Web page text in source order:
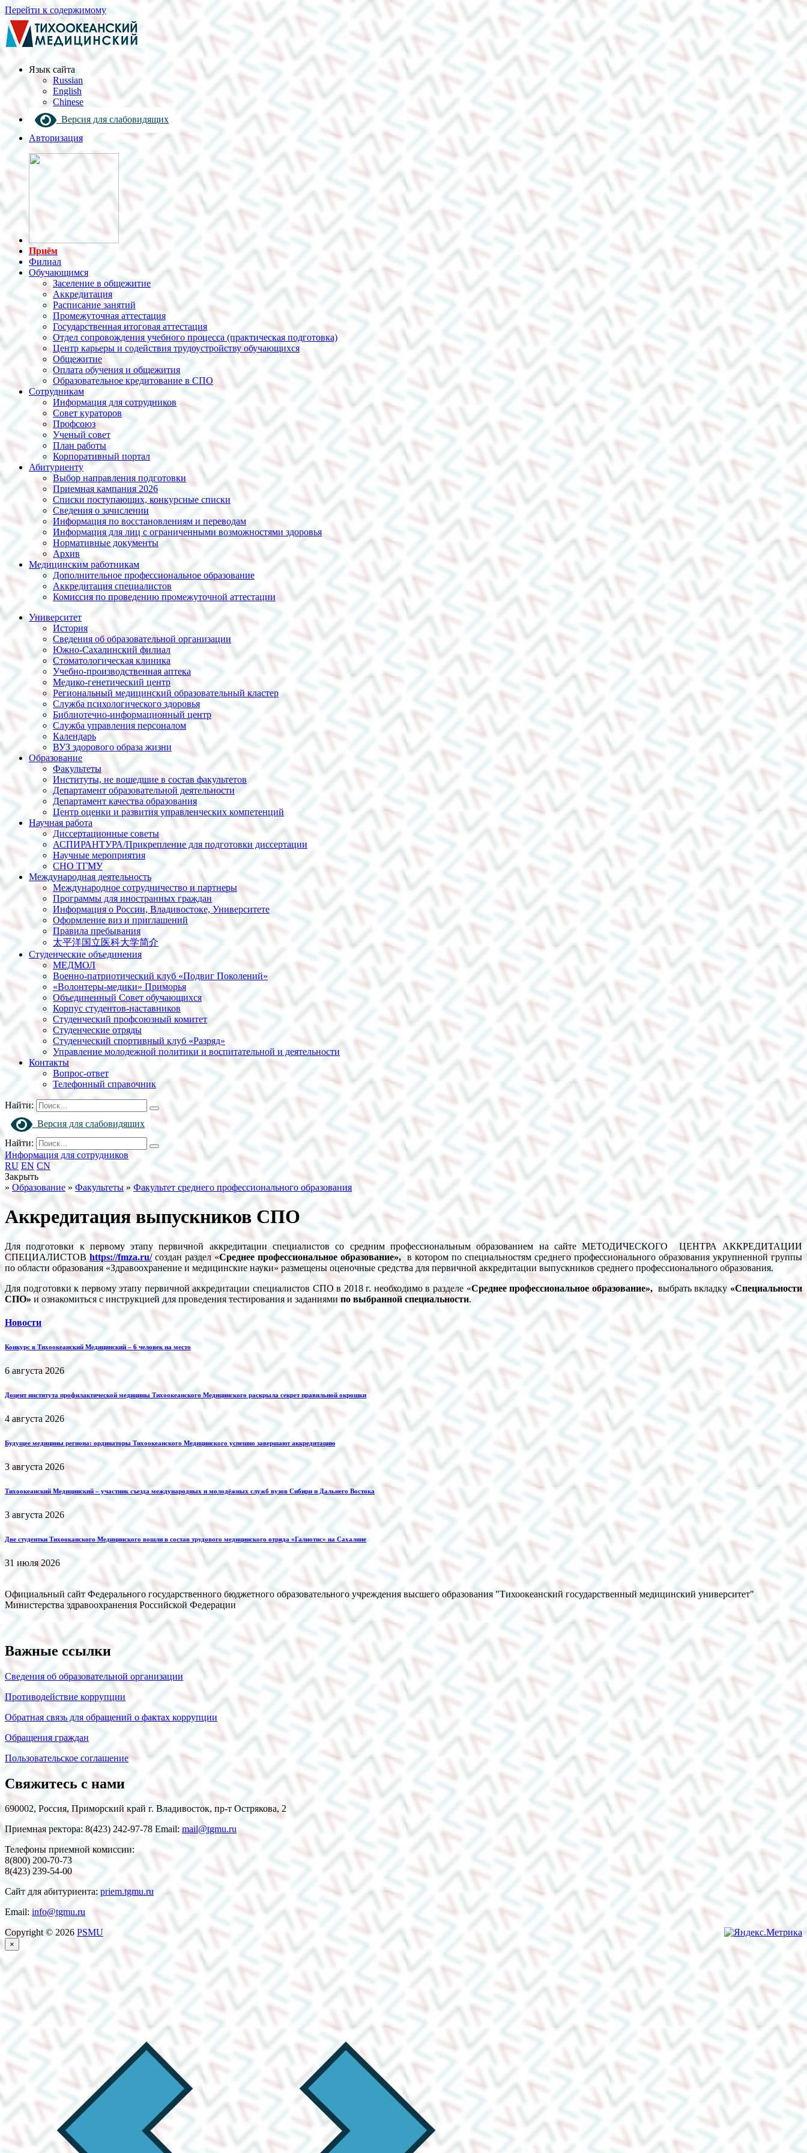
Перейти к содержимому
Язык cайта
Russian
English
Chinese
Версия для слабовидящих
Авторизация
Приём
Филиал
Обучающимся
Заселение в общежитие
Аккредитация
Расписание занятий
Промежуточная аттестация
Государственная итоговая аттестация
Отдел сопровождения учебного процесса (практическая подготовка)
Центр карьеры и содействия трудоустройству обучающихся
Общежитие
Оплата обучения и общежития
Образовательное кредитование в СПО
Сотрудникам
Информация для сотрудников
Совет кураторов
Профсоюз
Ученый совет
План работы
Корпоративный портал
Абитуриенту
Выбор направления подготовки
Приемная кампания 2026
Списки поступающих, конкурсные списки
Сведения о зачислении
Информация по восстановлениям и переводам
Информация для лиц с ограниченными возможностями здоровья
Нормативные документы
Архив
Медицинским работникам
Дополнительное профессиональное образование
Аккредитация специалистов
Комиссия по проведению промежуточной аттестации
Университет
История
Сведения об образовательной организации
Южно-Сахалинский филиал
Стоматологическая клиника
Учебно-производственная аптека
Медико-генетический центр
Региональный медицинский образовательный кластер
Служба психологического здоровья
Библиотечно-информационный центр
Служба управления персоналом
Календарь
ВУЗ здорового образа жизни
Образование
Факультеты
Институты, не вошедшие в состав факультетов
Департамент образовательной деятельности
Департамент качества образования
Центр оценки и развития управленческих компетенций
Научная работа
Диссертационные советы
АСПИРАНТУРА/Прикрепление для подготовки диссертации
Научные мероприятия
СНО ТГМУ
Международная деятельность
Международное сотрудничество и партнеры
Программы для иностранных граждан
Информация о России, Владивостоке, Университете
Оформление виз и приглашений
Правила пребывания
太平洋国立医科大学简介
Студенческие объединения
МЕДМОЛ
Военно-патриотический клуб «Подвиг Поколений»
«Волонтеры-медики» Приморья
Объединенный Совет обучающихся
Корпус студентов-наставников
Студенческий профсоюзный комитет
Студенческие отряды
Студенческий спортивный клуб «Разряд»
Управление молодежной политики и воспитательной и деятельности
Контакты
Вопрос-ответ
Телефонный справочник
Найти:
Версия для слабовидящих
Найти:
Информация для сотрудников
RU EN CN
Закрыть
» Образование » Факультеты » Факультет среднего профессионального образования
Аккредитация выпускников СПО
Для подготовки к первому этапу первичной аккредитации специалистов со средним профессиональным образованием на сайте МЕТОДИЧЕСКОГО ЦЕНТРА АККРЕДИТАЦИИ
СПЕЦИАЛИСТОВ https://fmza.ru/создан раздел «Среднее профессиональное образование», в котором по специальностям среднего профессионального образования укрупненной группы
по области образования «Здравоохранение и медицинские науки» размещены оценочные средства для первичной аккредитации выпускников среднего профессионального образования.
Для подготовки к первому этапу первичной аккредитации специалистов СПО в 2018 г. необходимо в разделе «Среднее профессиональное образование»,выбрать вкладку «Специальности
СПО» и ознакомиться с инструкцией для проведения тестирования и заданиями по выбранной специальности.
Новости
Конкурс в Тихоокеанский Медицинский – 6 человек на место
6 августа 2026
Доцент института профилактической медицины Тихоокеанского Медицинского раскрыла секрет правильной окрошки
4 августа 2026
Будущее медицины региона: ординаторы Тихоокеанского Медицинского успешно завершают аккредитацию
3 августа 2026
Тихоокеанский Медицинский – участник съезда международных и молодёжных служб вузов Сибири и Дальнего Востока
3 августа 2026
Две студентки Тихооканского Медицинского вошли в состав трудового медицинского отряда «Галиотис» на Сахалине
31 июля 2026
Официальный сайт Федерального государственного бюджетного образовательного учреждения высшего образования "Тихоокеанский государственный медицинский университет"
Министерства здравоохранения Российской Федерации
Важные ссылки
Сведения об образовательной организации
Противодействие коррупции
Обратная связь для обращений о фактах коррупции
Обращения граждан
Пользовательское соглашение
Свяжитесь с нами
690002, Россия, Приморский край г. Владивосток, пр-т Острякова, 2
Приемная ректора: 8(423) 242-97-78 Email: mail@tgmu.ru
Телефоны приемной комиссии:
8(800) 200-70-73
8(423) 239-54-00
Сайт для абитуриента:priem.tgmu.ru
Email: info@tgmu.ru
Copyright © 2026 PSMU
×